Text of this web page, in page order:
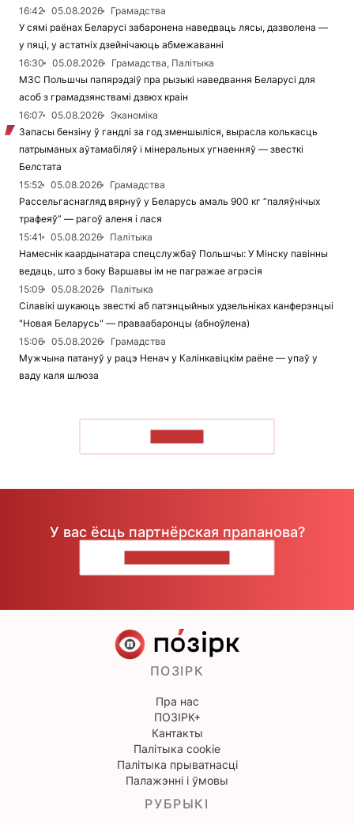
16:42
05.08.2026
Грамадства
У сямі раёнах Беларусі забаронена наведваць лясы, дазволена —
у пяці, у астатніх дзейнічаюць абмежаванні
16:30
05.08.2026
Грамадства, Палітыка
МЗС Польшчы папярэдзіў пра рызыкі наведвання Беларусі для
асоб з грамадзянствамі дзвюх краін
16:07
05.08.2026
Эканоміка
Запасы бензіну ў гандлі за год зменшыліся, вырасла колькасць
патрыманых аўтамабіляў і мінеральных угнаенняў — звесткі
Белстата
15:52
05.08.2026
Грамадства
Рассельгаснагляд вярнуў у Беларусь амаль 900 кг “паляўнічых
трафеяў” — рагоў аленя і лася
15:41
05.08.2026
Палітыка
Намеснік каардынатара спецслужбаў Польшчы: У Мінску павінны
ведаць, што з боку Варшавы ім не пагражае агрэсія
15:09
05.08.2026
Палітыка
Сілавікі шукаюць звесткі аб патэнцыйных удзельніках канферэнцыі
"Новая Беларусь" — праваабаронцы (абноўлена)
15:06
05.08.2026
Грамадства
Мужчына патануў у рацэ Ненач у Калінкавіцкім раёне — упаў у
ваду каля шлюза
У вас ёсць партнёрская прапанова?
ПОЗІРК
Пра нас
ПОЗІРК+
Кантакты
Палітыка cookie
Палітыка прыватнасці
Палажэнні і ўмовы
РУБРЫКІ